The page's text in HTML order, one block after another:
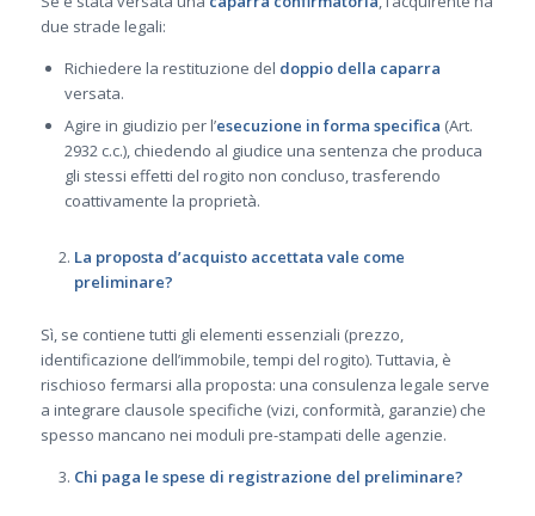
due strade legali:
Richiedere la restituzione del doppio della caparra
versata.
Agire in giudizio per l’esecuzione in forma specifica (Art.
2932 c.c.), chiedendo al giudice una sentenza che produca
gli stessi effetti del rogito non concluso, trasferendo
coattivamente la proprietà.
La proposta d’acquisto accettata vale come
preliminare?
Sì, se contiene tutti gli elementi essenziali (prezzo,
identificazione dell’immobile, tempi del rogito). Tuttavia, è
rischioso fermarsi alla proposta: una consulenza legale serve
a integrare clausole specifiche (vizi, conformità, garanzie) che
spesso mancano nei moduli pre-stampati delle agenzie.
Chi paga le spese di registrazione del preliminare?